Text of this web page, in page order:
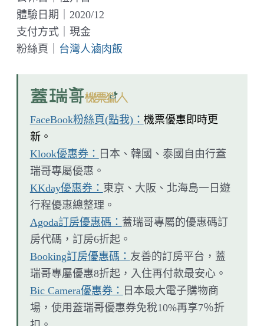
體驗日期｜2020/12
支付方式｜現金
粉絲頁｜
台灣人滷肉飯
FaceBook粉絲頁(點我)： 機票優惠即時更
新。
Klook優惠券： 日本、韓國、泰國自由行蓋
瑞哥專屬優惠。
KKday優惠券： 東京、大阪、北海島一日遊
行程優惠總整理。
Agoda訂房優惠碼： 蓋瑞哥專屬的優惠碼訂
房代碼，訂房6折起。
Booking訂房優惠碼： 友善的訂房平台，蓋
瑞哥專屬優惠8折起，入住再付款最安心。
Bic Camera優惠券： 日本最大電子購物商
場，使用蓋瑞哥優惠券免稅10%再享7％折